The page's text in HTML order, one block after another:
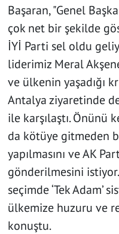
Başaran, "Genel
çok net bir şekilde
İYİ Parti sel oldu
liderimiz Meral
ve ülkenin yaşadığı
Antalya ziyaretinde
ile karşılaştı. Önünü
da kötüye gitmeden
yapılmasını ve AK
gönderilmesini
seçimde ‘Tek Adam’
ülkemize huzuru ve
konuştu.